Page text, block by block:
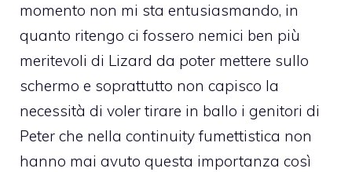
momento non mi sta entusiasmando, in
quanto ritengo ci fossero nemici ben più
meritevoli di Lizard da poter mettere sullo
schermo e soprattutto non capisco la
necessità di voler tirare in ballo i genitori di
Peter che nella continuity fumettistica non
hanno mai avuto questa importanza così